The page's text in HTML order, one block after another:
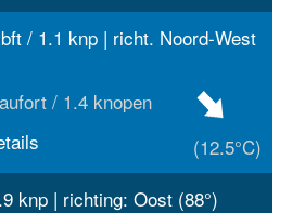
/ 1.1 knp | richt. Noord-West
/ 1.4 knopen
(12.5°C)
knp | richting: Oost (88°)